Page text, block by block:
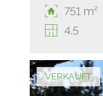
751 m²
4.5
VERKAUFT